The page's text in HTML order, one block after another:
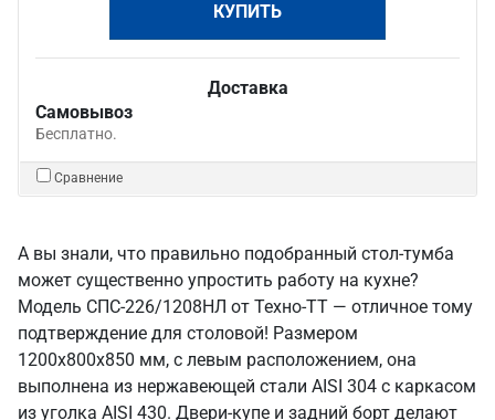
КУПИТЬ
Доставка
Самовывоз
Бесплатно.
Сравнение
А вы знали, что правильно подобранный стол-тумба
может существенно упростить работу на кухне?
Модель СПС-226/1208НЛ от Техно-ТТ — отличное тому
подтверждение для столовой! Размером
1200x800x850 мм, с левым расположением, она
выполнена из нержавеющей стали AISI 304 с каркасом
из уголка AISI 430. Двери-купе и задний борт делают